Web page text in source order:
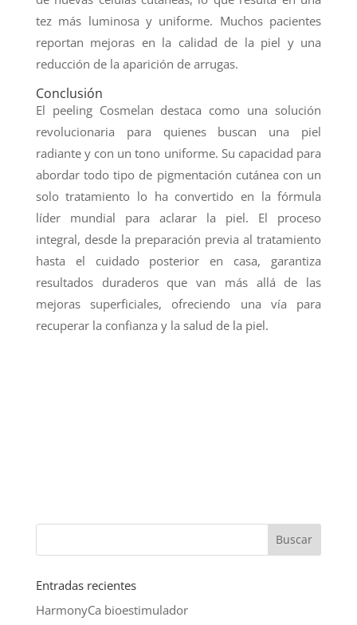
tez más luminosa y uniforme. Muchos pacientes
reportan mejoras en la calidad de la piel y una
reducción de la aparición de arrugas.
Conclusión
El peeling Cosmelan destaca como una solución
revolucionaria para quienes buscan una piel
radiante y con un tono uniforme. Su capacidad para
abordar todo tipo de pigmentación cutánea con un
solo tratamiento lo ha convertido en la fórmula
líder mundial para aclarar la piel. El proceso
integral, desde la preparación previa al tratamiento
hasta el cuidado posterior en casa, garantiza
resultados duraderos que van más allá de las
mejoras superficiales, ofreciendo una vía para
recuperar la confianza y la salud de la piel.
Entradas recientes
HarmonyCa bioestimulador